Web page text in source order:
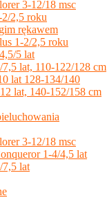
3-12/18 msc
2,5 roku
rękawem
1-2/2,5 roku
5 lat
lat, 110-122/128 cm
lat 128-134/140
lat, 140-152/158 cm
3-12/18 msc
1-4/4,5 lat
7,5 lat